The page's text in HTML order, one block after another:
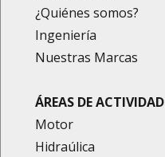
¿Quiénes somos?
Ingeniería
Nuestras Marcas
ÁREAS DE ACTIVIDAD
Motor
Hidraúlica